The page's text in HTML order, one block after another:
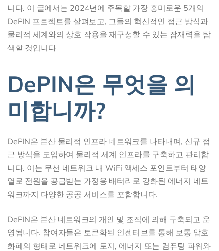
니다. 이 글에서는 2024년에 주목할 가장 흥미로운 5개의
DePIN 프로젝트를 살펴보고, 그들의 혁신적인 접근 방식과
물리적 세계와의 상호 작용을 재구성할 수 있는 잠재력을 탐
색할 것입니다.
DePIN은 무엇을 의
미합니까?
DePIN은 분산 물리적 인프라 네트워크를 나타내며, 신규 접
근 방식을 도입하여 물리적 세계 인프라를 구축하고 관리합
니다. 이는 무선 네트워크 내 WiFi 액세스 포인트부터 태양
열로 전원을 공급받는 가정용 배터리로 강화된 에너지 네트
워크까지 다양한 공공 서비스를 포함합니다.
DePIN은 분산 네트워크의 개인 및 조직에 의해 구축되고 운
영됩니다. 참여자들은 토큰화된 인센티브를 통해 보통 암호
화폐의 형태로 네트워크에 토지, 에너지 또는 컴퓨팅 파워와